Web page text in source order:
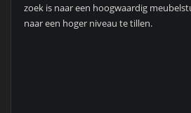
zoek is naar een hoogwaardig
naar een hoger niveau te tillen.